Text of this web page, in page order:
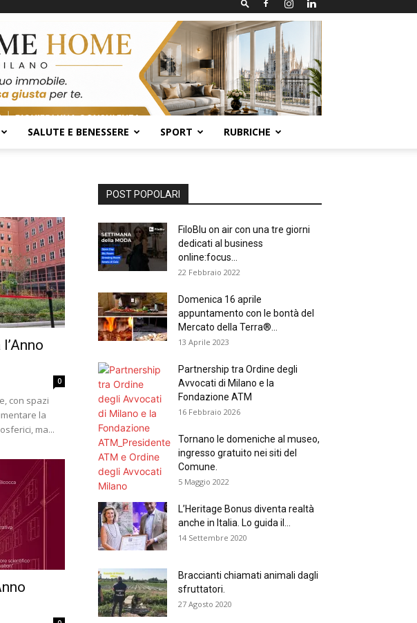
SALUTE E BENESSERE SPORT RUBRICHE
0
con spazi
la
ma...
POST POPOLARI
FiloBlu on air con una tre giorni
dedicati al business
online:focus...
22 Febbraio 2022
Domenica 16 aprile
appuntamento con le bontà del
Mercato della Terra®...
13 Aprile 2023
Partnership tra Ordine degli
Avvocati di Milano e la
Fondazione ATM
16 Febbraio 2026
Tornano le domeniche al museo,
ingresso gratuito nei siti del
Comune.
5 Maggio 2022
L’Heritage Bonus diventa realtà
anche in Italia. Lo guida il...
14 Settembre 2020
Braccianti chiamati animali dagli
sfruttatori.
27 Agosto 2020